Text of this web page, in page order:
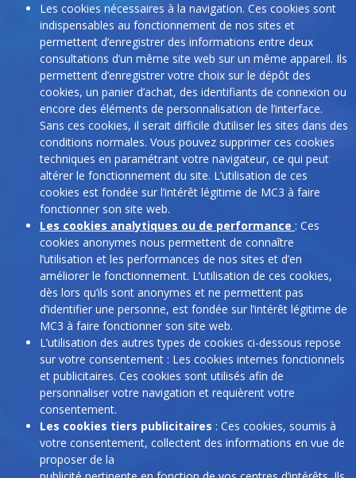
Les cookies nécessaires à la navigation. Ces cookies sont
indispensables au fonctionnement de nos sites et
permettent d’enregistrer des informations entre deux
consultations d’un même site web sur un même appareil. Ils
permettent d’enregistrer votre choix sur le dépôt des
cookies, un panier d’achat, des identifiants de connexion ou
encore des éléments de personnalisation de l’interface.
Sans ces cookies, il serait difficile d’utiliser les sites dans des
conditions normales. Vous pouvez supprimer ces cookies
techniques en paramétrant votre navigateur, ce qui peut
altérer le fonctionnement du site. L’utilisation de ces
cookies est fondée sur l’intérêt légitime de MC3 à faire
fonctionner son site web.
Les cookies analytiques ou de performance : Ces
cookies anonymes nous permettent de connaître
l’utilisation et les performances de nos sites et d’en
améliorer le fonctionnement. L’utilisation de ces cookies,
dès lors qu’ils sont anonymes et ne permettent pas
d’identifier une personne, est fondée sur l’intérêt légitime de
MC3 à faire fonctionner son site web.
L’utilisation des autres types de cookies ci-dessous repose
sur votre consentement : Les cookies internes fonctionnels
et publicitaires. Ces cookies sont utilisés afin de
personnaliser votre navigation et requièrent votre
consentement.
Les cookies tiers publicitaires : Ces cookies, soumis à
votre consentement, collectent des informations en vue de
proposer de la